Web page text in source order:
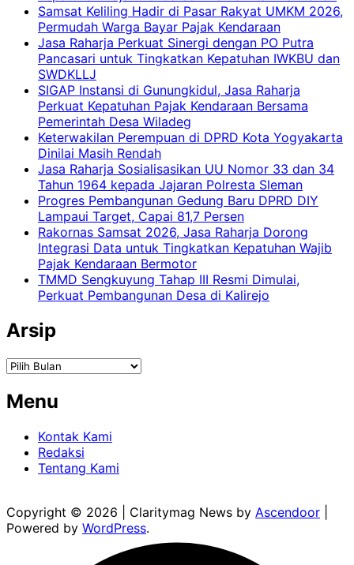
Samsat Keliling Hadir di Pasar Rakyat UMKM 2026,
Permudah Warga Bayar Pajak Kendaraan
Jasa Raharja Perkuat Sinergi dengan PO Putra
Pancasari untuk Tingkatkan Kepatuhan IWKBU dan
SWDKLLJ
SIGAP Instansi di Gunungkidul, Jasa Raharja
Perkuat Kepatuhan Pajak Kendaraan Bersama
Pemerintah Desa Wiladeg
Keterwakilan Perempuan di DPRD Kota Yogyakarta
Dinilai Masih Rendah
Jasa Raharja Sosialisasikan UU Nomor 33 dan 34
Tahun 1964 kepada Jajaran Polresta Sleman
Progres Pembangunan Gedung Baru DPRD DIY
Lampaui Target, Capai 81,7 Persen
Rakornas Samsat 2026, Jasa Raharja Dorong
Integrasi Data untuk Tingkatkan Kepatuhan Wajib
Pajak Kendaraan Bermotor
TMMD Sengkuyung Tahap III Resmi Dimulai,
Perkuat Pembangunan Desa di Kalirejo
Arsip
Arsip
Menu
Kontak Kami
Redaksi
Tentang Kami
Copyright © 2026 | Claritymag News by Ascendoor
Powered by WordPress.